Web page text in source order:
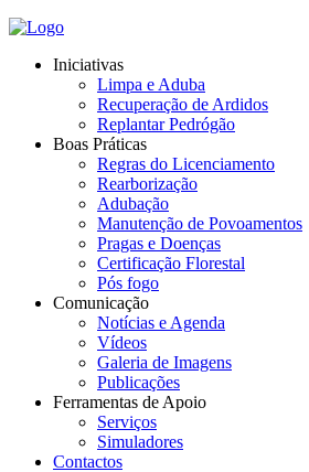
Iniciativas
Limpa e Aduba
Recuperação de Ardidos
Replantar Pedrógão
Boas Práticas
Regras do Licenciamento
Rearborização
Adubação
Manutenção de Povoamentos
Pragas e Doenças
Certificação Florestal
Pós fogo
Comunicação
Notícias e Agenda
Vídeos
Galeria de Imagens
Publicações
Ferramentas de Apoio
Serviços
Simuladores
Contactos